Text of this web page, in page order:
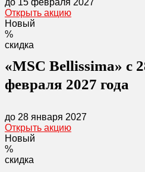
до 15 февраля 2027
Открыть акцию
Новый
%
скидка
«MSC Bellissima» с
февраля 2027 года
до 28 января 2027
Открыть акцию
Новый
%
скидка